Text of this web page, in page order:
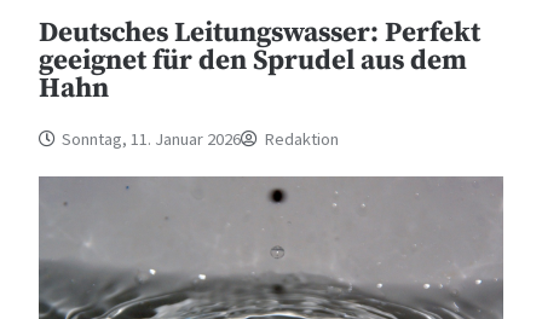
Deutsches Leitungswasser: Perfekt
geeignet für den Sprudel aus dem
Hahn
Sonntag, 11. Januar 2026 Redaktion